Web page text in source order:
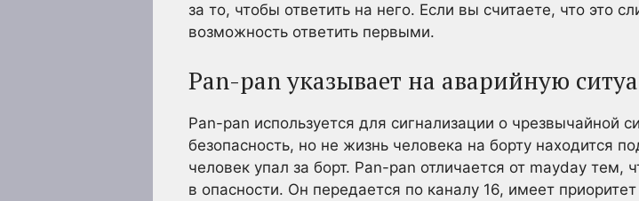
за то, чтобы ответить на него. Если вы считаете, что это
возможность ответить первыми.
Pan-pan указывает на аварийную
Pan-pan используется для сигнализации о чрезвычайной
безопасность, но не жизнь человека на борту находится
человек упал за борт. Pan-pan отличается от mayday тем,
в опасности. Он передается по каналу 16, имеет